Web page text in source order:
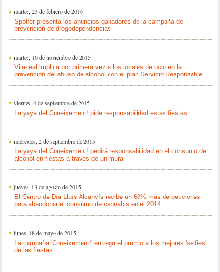
martes, 23 de febrero de 2016
Spotfer presenta los anuncios ganadores de la campaña de
prevención de drogodependencias
martes, 10 de noviembre de 2015
Vila-real implica por primera vez a los locales de ocio en la
prevención del abuso de alcohol con el plan Servicio Responsable
viernes, 4 de septiembre de 2015
La yaya del Coneixement! pide responsabilidad estas fiestas
miércoles, 2 de septiembre de 2015
La yaya del Coneixement! pedirá responsabilidad en el consumo de
alcohol en fiestas a través de un mural
jueves, 13 de agosto de 2015
El Centro de Día Lluís Alcanyís recibe un 60% más de peticiones
para abandonar el consumo de cannabis en el 2014
lunes, 18 de mayo de 2015
La campaña 'Coneixement!' entrega el premio a los mejores 'selfies'
de las fiestas